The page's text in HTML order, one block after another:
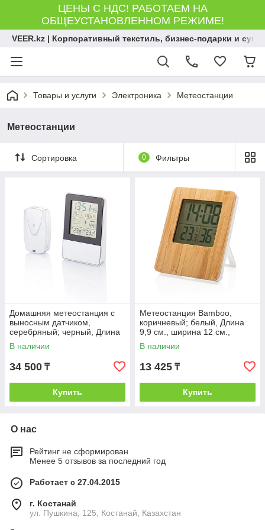
ЦЕНЫ С НДС! РАБОТАЕМ НА
ОБЩЕУСТАНОВЛЕННОМ РЕЖИМЕ!
VEER.kz | Корпоративный текстиль, бизнес-подарки и
Товары и услуги Электроника Метеостанции
Метеостанции
Сортировка 0 Фильтры
Домашняя метеостанция с
выносным датчиком,
серебряный; черный, Длина
10 см., ширина 6,5 см.,
высота 14 см.,
В наличии
34 500 ₸
Купить
Метеостанция Bamboo,
коричневый; белый, Длина
9,9 см., ширина 12 см.,
высота 1,8 см., диаметр 0
см., P279.219
В наличии
13 425 ₸
Купить
О нас
Рейтинг не сформирован
Менее 5 отзывов за последний год
Работает с 27.04.2015
г. Костанай
ул. Пушкина, 125, Костанай, Казахстан